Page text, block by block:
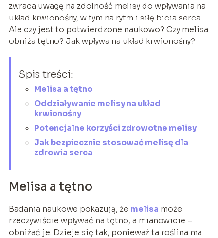
zwraca uwagę na zdolność melisy do wpływania na
układ krwionośny, w tym na rytm i siłę bicia serca.
Ale czy jest to potwierdzone naukowo? Czy melisa
obniża tętno? Jak wpływa na układ krwionośny?
Spis treści:
Melisa a tętno
Oddziaływanie melisy na układ
krwionośny
Potencjalne korzyści zdrowotne melisy
Jak bezpiecznie stosować melisę dla
zdrowia serca
Melisa a tętno
Badania naukowe pokazują, że melisa może
rzeczywiście wpływać na tętno, a mianowicie –
obniżać je. Dzieje się tak, ponieważ ta roślina ma